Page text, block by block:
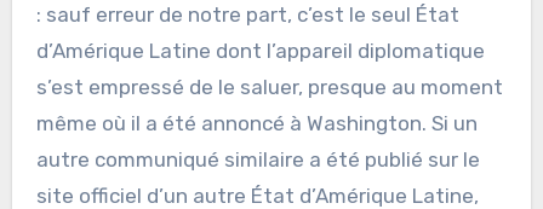
: sauf erreur de notre part, c’est le seul État
d’Amérique Latine dont l’appareil diplomatique
s’est empressé de le saluer, presque au moment
même où il a été annoncé à Washington. Si un
autre communiqué similaire a été publié sur le
site officiel d’un autre État d’Amérique Latine,